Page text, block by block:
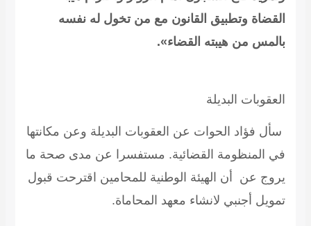
القضاة وتطبيق القانون مع من تخول له نفسه
بالمس من هيبته القضاء».
العقوبات البديلة
سأل فؤاد الحوات عن العقوبات البديلة وعن مكانتها
في المنظومة القضائية. مستفسرا عن مدى صحة ما
يروج عن أن الهيئة الوطنية للمحامين اقترحت قبول
تمويل أجنبي لانشاء معهد المحاماة.